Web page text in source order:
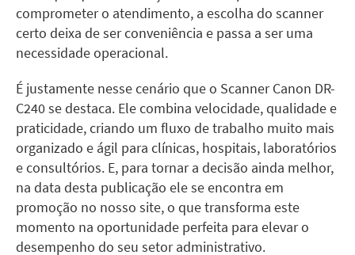
comprometer o atendimento, a escolha do scanner
certo deixa de ser conveniência e passa a ser uma
necessidade operacional.
É justamente nesse cenário que o Scanner Canon DR-
C240se destaca. Ele combina velocidade, qualidade e
praticidade, criando um fluxo de trabalho muito mais
organizado e ágil para clínicas, hospitais, laboratórios
e consultórios. E, para tornar a decisão ainda melhor,
na data desta publicação ele se encontra em
promoção no nosso site, o que transforma este
momento na oportunidade perfeita para elevar o
desempenho do seu setor administrativo.